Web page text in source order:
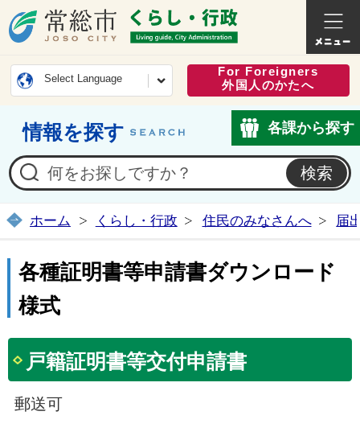
常総市公式ホームページ
くらし
Select Language
For Foreigners
外国人のかたへ
情報を探す 各課から探す
ホーム くらし・行政 住民のみなさんへ 届
各種証明書等申請書ダウンロード
様式
戸籍証明書等交付申請書
郵送可